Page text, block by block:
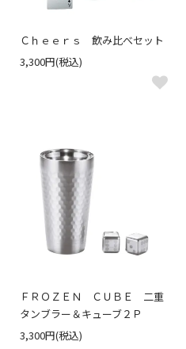
Ｃｈｅｅｒｓ 飲み比べセット
3,300円(税込)
ＦＲＯＺＥＮ ＣＵＢＥ 二重
タンブラー＆キューブ２Ｐ
3,300円(税込)